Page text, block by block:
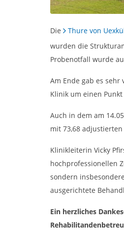
Die Thure von
wurden die
Probenotfall wurde
Am Ende gab es
Klinik um einen
Auch in dem am
mit 73,68
Klinikleiterin Vicky
hochprofessionellen
sondern
ausgerichtete
Ein herzliches